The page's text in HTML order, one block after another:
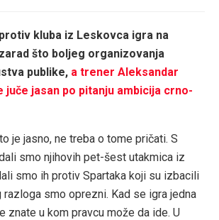
kluba iz Leskovca igra na
što boljeg organizovanja
publike, a trener Aleksandar
juče jasan po pitanju ambicija crno-
je jasno, ne treba o tome pričati. S
smo njihovih pet-šest utakmica iz
smo ih protiv Spartaka koji su izbacili
razloga smo oprezni. Kad se igra jedna
znate u kom pravcu može da ide. U